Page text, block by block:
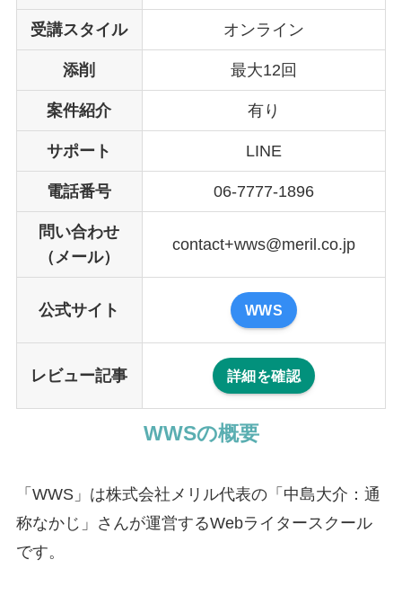
受講スタイル オンライン
添削 最大12回
案件紹介 有り
サポート LINE
電話番号 06-7777-1896
問い合わせ
（メール）
contact+wws@meril.co.jp
公式サイト WWS
レビュー記事 詳細を確認
WWSの概要
「WWS」は株式会社メリル代表の「中島大介：通
称なかじ」さんが運営するWebライタースクール
です。